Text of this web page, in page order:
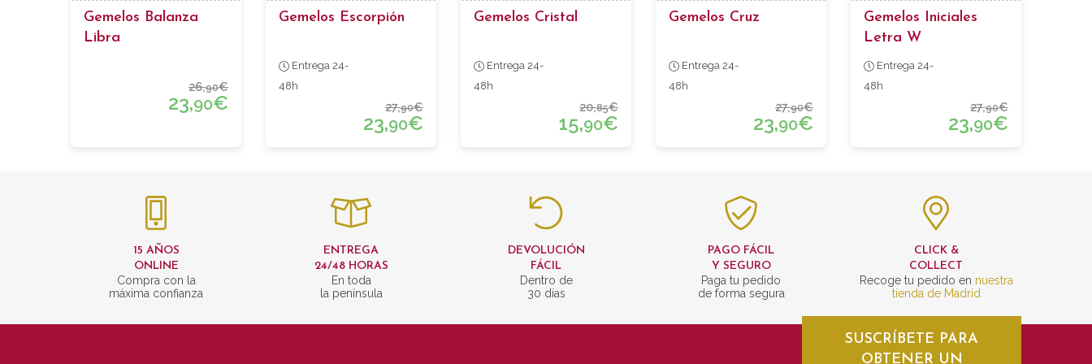
Gemelos Balanza
Libra
26,90€
23,90€
Gemelos Escorpión
Entrega 24-
48h
27,90€
23,90€
Gemelos Cristal
Entrega 24-
48h
20,85€
15,90€
Gemelos Cruz
Entrega 24-
48h
27,90€
23,90€
Gemelos Iniciales
Letra W
Entrega 24-
48h
27,90€
23,90€
15 AÑOS
ONLINE
Compra con la
máxima confianza
ENTREGA
24/48 HORAS
En toda
la península
DEVOLUCIÓN
FÁCIL
Dentro de
30 días
PAGO FÁCIL
Y SEGURO
Paga tu pedido
de forma segura
CLICK &
COLLECT
Recoge tu pedido en nuestra
tienda de Madrid
SUSCRÍBETE PARA
OBTENER UN